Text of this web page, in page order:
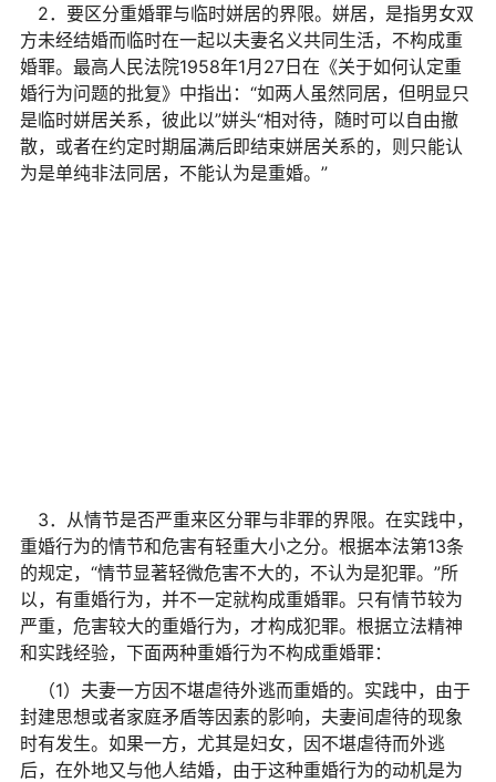
2．要区分重婚罪与临时姘居的界限。姘居，是指男女双
方未经结婚而临时在一起以夫妻名义共同生活，不构成重
婚罪。最高人民法院1958年1月27日在《关于如何认定重
婚行为问题的批复》中指出：“如两人虽然同居，但明显只
是临时姘居关系，彼此以”姘头“相对待，随时可以自由撤
散，或者在约定时期届满后即结束姘居关系的，则只能认
为是单纯非法同居，不能认为是重婚。”
3．从情节是否严重来区分罪与非罪的界限。在实践中，
重婚行为的情节和危害有轻重大小之分。根据本法第13条
的规定，“情节显著轻微危害不大的，不认为是犯罪。”所
以，有重婚行为，并不一定就构成重婚罪。只有情节较为
严重，危害较大的重婚行为，才构成犯罪。根据立法精神
和实践经验，下面两种重婚行为不构成重婚罪：
（1）夫妻一方因不堪虐待外逃而重婚的。实践中，由于
封建思想或者家庭矛盾等因素的影响，夫妻间虐待的现象
时有发生。如果一方，尤其是妇女，因不堪虐待而外逃
后，在外地又与他人结婚，由于这种重婚行为的动机是为